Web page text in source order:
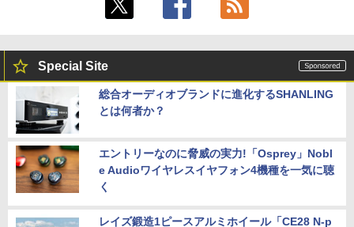
Special Site
総合オーディオブランドに進化するSHANLING
とは何者か？
エントリーなのに脅威の実力!「Osprey」Nobl
e Audioワイヤレスイヤフォン4機種を一気に聴
く
レイズ鍛造1ピースアルミホイール「CE28 N-p